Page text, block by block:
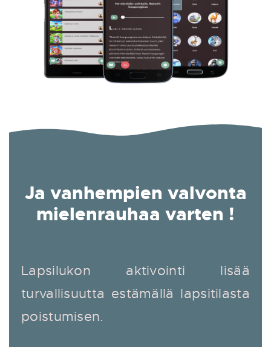
Ja vanhempien valvonta
mielenrauhaa varten !
Lapsilukon aktivointi lisää
turvallisuutta estämällä lapsitilasta
poistumisen.